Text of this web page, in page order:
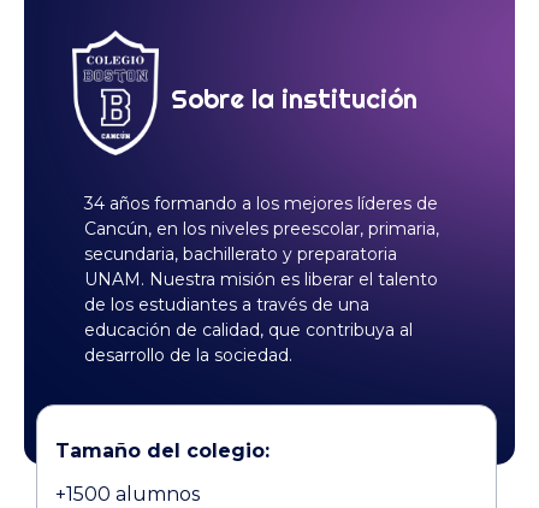
Sobre la institución
34 años formando a los mejores líderes de
Cancún, en los niveles preescolar, primaria,
secundaria, bachillerato y preparatoria
UNAM. Nuestra misión es liberar el talento
de los estudiantes a través de una
educación de calidad, que contribuya al
desarrollo de la sociedad.
Tamaño del colegio:
+1500 alumnos